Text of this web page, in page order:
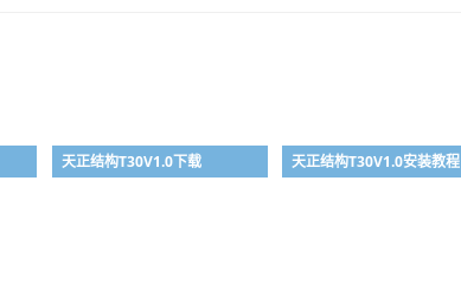
天正结构T30V1.0下载 天正结构T30V1.0安装教程